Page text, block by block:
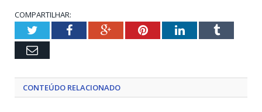
COMPARTILHAR:
TwitterFacebookGoogle+PinterestLinkedInTumblr
Email
CONTEÚDO RELACIONADO